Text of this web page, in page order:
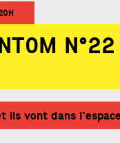
ils vont dans